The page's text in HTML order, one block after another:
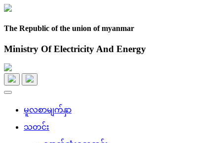
The Republic of the union of myanmar
Ministry Of Electricity And Energy
Toggle
မူလစာမျက်နှာ
သတင်း